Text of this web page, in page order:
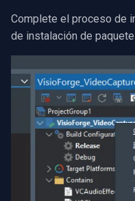
Complete el proceso de
de instalación de